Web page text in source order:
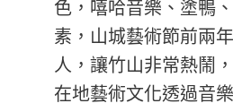
色，嘻哈音樂、塗鴨
素，山城藝術節前兩
人，讓竹山非常熱鬧
在地藝術文化透過音